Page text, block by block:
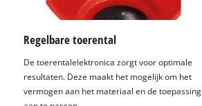
Regelbare toerental
De toerentalelektronica zorgt voor optimale
resultaten. Deze maakt het mogelijk om het
vermogen aan het materiaal en de toepassing